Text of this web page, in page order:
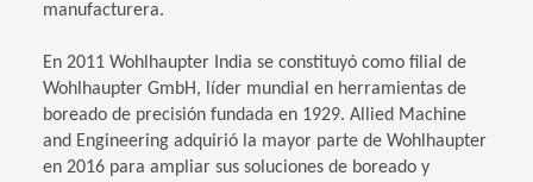
manufacturera.
En 2011 Wohlhaupter India se constituyó como filial de
Wohlhaupter GmbH, líder mundial en herramientas de
boreado de precisión fundada en 1929. Allied Machine
and Engineering adquirió la mayor parte de Wohlhaupter
en 2016 para ampliar sus soluciones de boreado y